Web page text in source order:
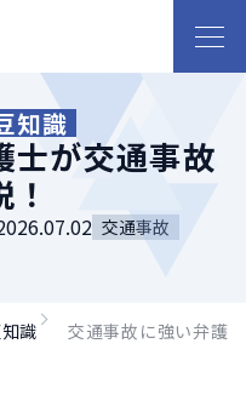
知識
士が交通事故
交通事故
識
交通事故に強い弁護